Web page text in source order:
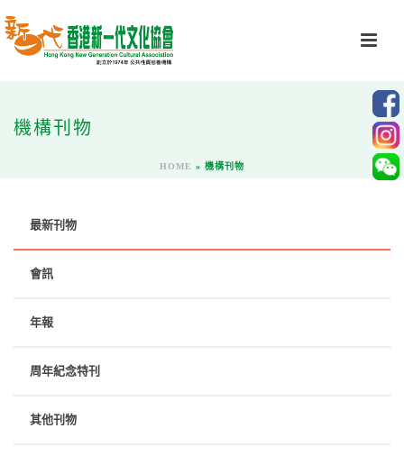
機構刊物
HOME » 機構刊物
最新刊物
會訊
年報
周年紀念特刊
其他刊物